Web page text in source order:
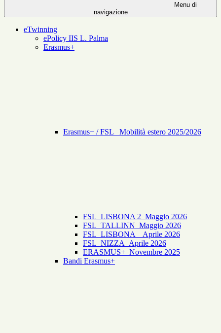
Menu di
navigazione
eTwinning
ePolicy IIS L. Palma
Erasmus+
Erasmus+ / FSL _Mobilità estero 2025/2026
FSL_LISBONA 2_Maggio 2026
FSL_TALLINN_Maggio 2026
FSL_LISBONA _ Aprile 2026
FSL_NIZZA_Aprile 2026
ERASMUS+_Novembre 2025
Bandi Erasmus+